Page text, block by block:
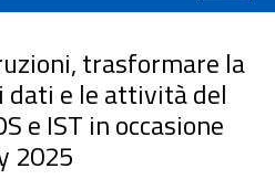
trasformare la
dati e le attività del
e IST in occasione
2025